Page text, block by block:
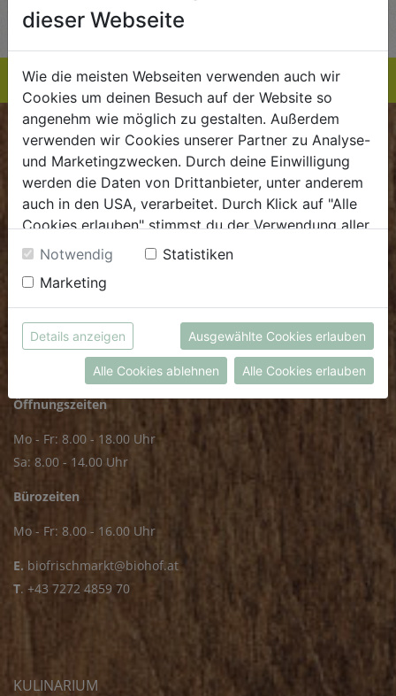
EINKAUFSLISTE
BIOKISTE
Kundenservice
Mo - Do: 8.00 - 16.00 Uhr
.dieBiokiste@biohof.at
FRISCHMARKT
Öffnungszeiten
Mo - Fr: 8.00 - 18.00 Uhr
Sa: 8.00 - 14.00 Uhr
Bürozeiten
Mo - Fr: 8.00 - 16.00 Uhr
E. biofrischmarkt@biohof.at
T. +43 7272 4859 70
KULINARIUM
dieser Webseite
Wie die meisten Webseiten verwenden auch wir
Cookies um deinen Besuch auf der Website so
angenehm wie möglich zu gestalten. Außerdem
verwenden wir Cookies unserer Partner zu Analyse-
und Marketingzwecken. Durch deine Einwilligung
werden die Daten von Drittanbieter, unter anderem
auch in den USA, verarbeitet. Durch Klick auf "Alle
Cookies erlauben" stimmst du der Verwendung aller
Cookies zu. Unter "Details anzeigen" findest du alle
Infos zu den unterschiedlichen Cookies, du kannst
auch entscheiden, welche Cookies du erlauben
möchtest.
Weitere Informationen findest du in unserer
Datenschutzerklärung
bzw. imImpressum
Notwendig
Statistiken
Marketing
Details anzeigen Ausgewählte Cookies erlauben
Alle Cookies ablehnen Alle Cookies erlauben